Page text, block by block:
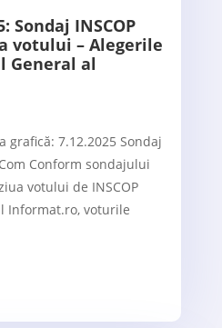
Sondaj INSCOP
votului – Alegerile
General al
grafică: 7.12.2025 Sondaj
Conform sondajului
votului de INSCOP
Informat.ro, voturile